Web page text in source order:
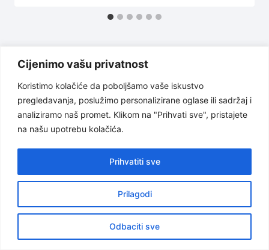
Cijenimo vašu privatnost
Koristimo kolačiće da poboljšamo vaše iskustvo
pregledavanja, poslužimo personalizirane oglase ili sadržaj i
analiziramo naš promet. Klikom na "Prihvati sve", pristajete
na našu upotrebu kolačića.
Prilagodi
Odbaciti sve
Prihvatiti sve
Uslovi korištenja
Politika privatnosti
O nama
Odricanje od odgovornosti
© 2026 Kućni ljubimci